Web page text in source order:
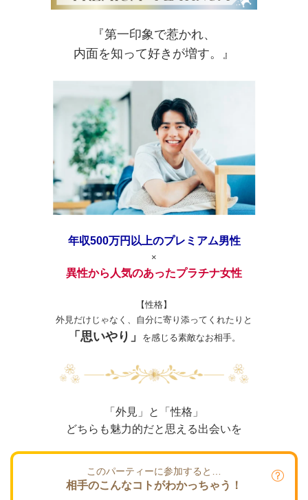
『第一印象で惹かれ、
内面を知って好きが増す。』
年収500万円以上のプレミアム男性
×
異性から人気のあったプラチナ女性
【性格】
外見だけじゃなく、自分に寄り添ってくれたりと
「思いやり」 を感じる素敵なお相手。
「外見」と「性格」
どちらも魅力的だと思える出会いを
このパーティーに参加すると…
相手のこんなコトがわかっちゃう！